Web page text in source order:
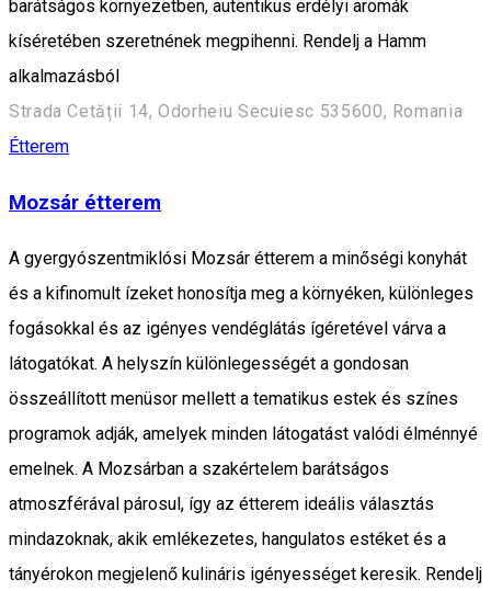
barátságos környezetben, autentikus erdélyi aromák
kíséretében szeretnének megpihenni. Rendelj a Hamm
alkalmazásból
Strada Cetății 14, Odorheiu Secuiesc 535600, Romania
Étterem
Mozsár étterem
A gyergyószentmiklósi Mozsár étterem a minőségi konyhát
és a kifinomult ízeket honosítja meg a környéken, különleges
fogásokkal és az igényes vendéglátás ígéretével várva a
látogatókat. A helyszín különlegességét a gondosan
összeállított menüsor mellett a tematikus estek és színes
programok adják, amelyek minden látogatást valódi élménnyé
emelnek. A Mozsárban a szakértelem barátságos
atmoszférával párosul, így az étterem ideális választás
mindazoknak, akik emlékezetes, hangulatos estéket és a
tányérokon megjelenő kulináris igényességet keresik. Rendelj